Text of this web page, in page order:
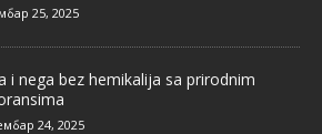
25, 2025
i nega bez hemikalija sa prirodnim
24, 2025